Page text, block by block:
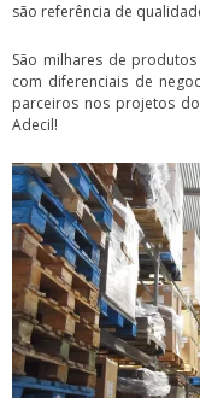
são referência de
São milhares de
com diferenciais de
parceiros nos projetos
Adecil!